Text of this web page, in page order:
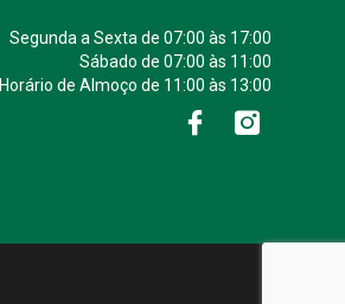
Segunda a Sexta de 07:00 às 17:00
Sábado de 07:00 às 11:00
Horário de Almoço de 11:00 às 13:00